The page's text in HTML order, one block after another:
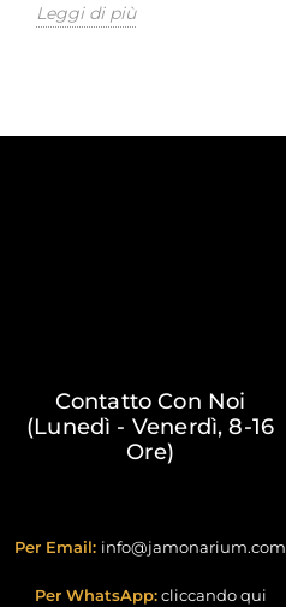
Leggi di più
Contatto Con Noi
(Lunedì - Venerdì, 8-16
Ore)
Per Email: info@jamonarium.com
Per WhatsApp: cliccando qui